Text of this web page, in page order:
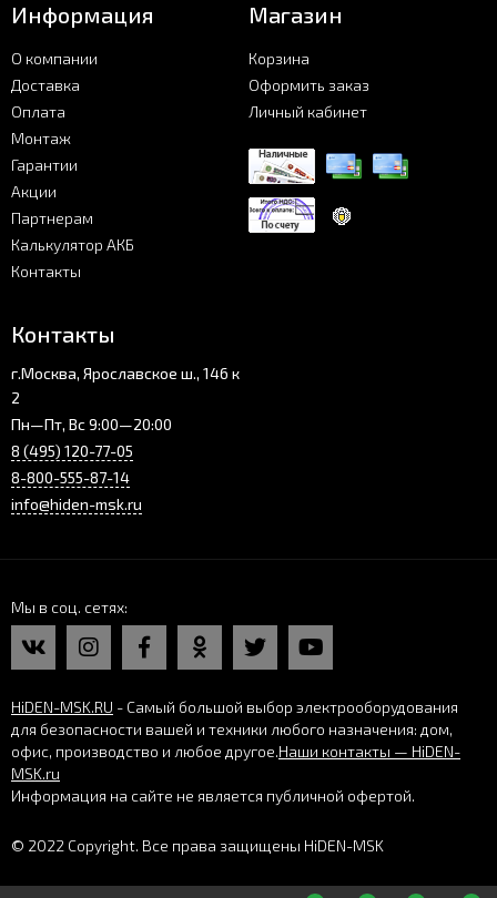
Информация
О компании
Доставка
Оплата
Монтаж
Гарантии
Акции
Партнерам
Калькулятор АКБ
Контакты
Магазин
Корзина
Оформить заказ
Личный кабинет
Контакты
г.Москва, Ярославское ш., 146 к
2
Пн—Пт, Вс 9:00—20:00
8 (495) 120-77-05
8-800-555-87-14
info@hiden-msk.ru
Мы в соц. сетях
HiDEN-MSK.RU - Самый большой выбор электрооборудования
для безопасности вашей и техники любого назначения: дом,
офис, производство и любое другое.Наши контакты — HiDEN-
MSK.ru
Информация на сайте не является публичной офертой.
© 2022 Copyright. Все права защищены HiDEN-MSK